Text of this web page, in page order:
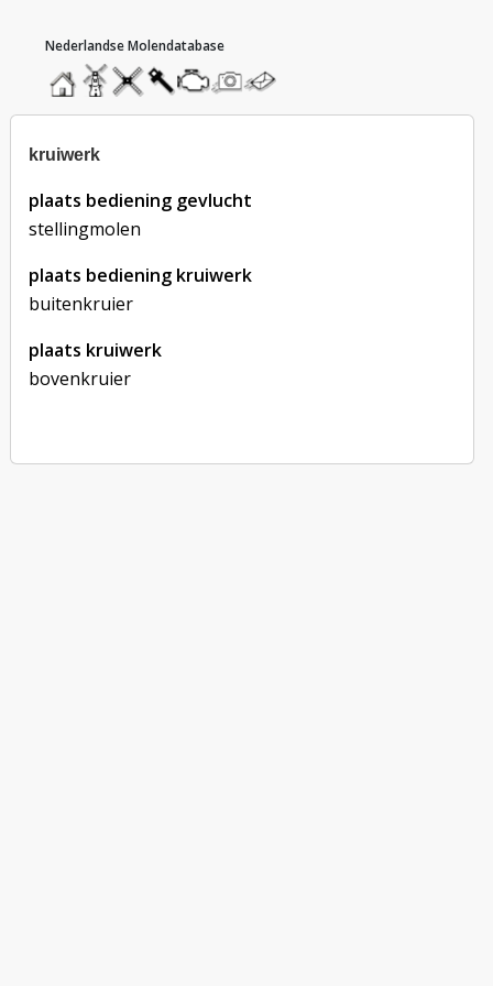
homemolendatabase
roedendatabase
assendatabase
motorendatabase
stuur
een
foto
stuur
een
bericht
kruiwerk
plaats bediening gevlucht
stellingmolen
plaats bediening kruiwerk
buitenkruier
plaats kruiwerk
bovenkruier